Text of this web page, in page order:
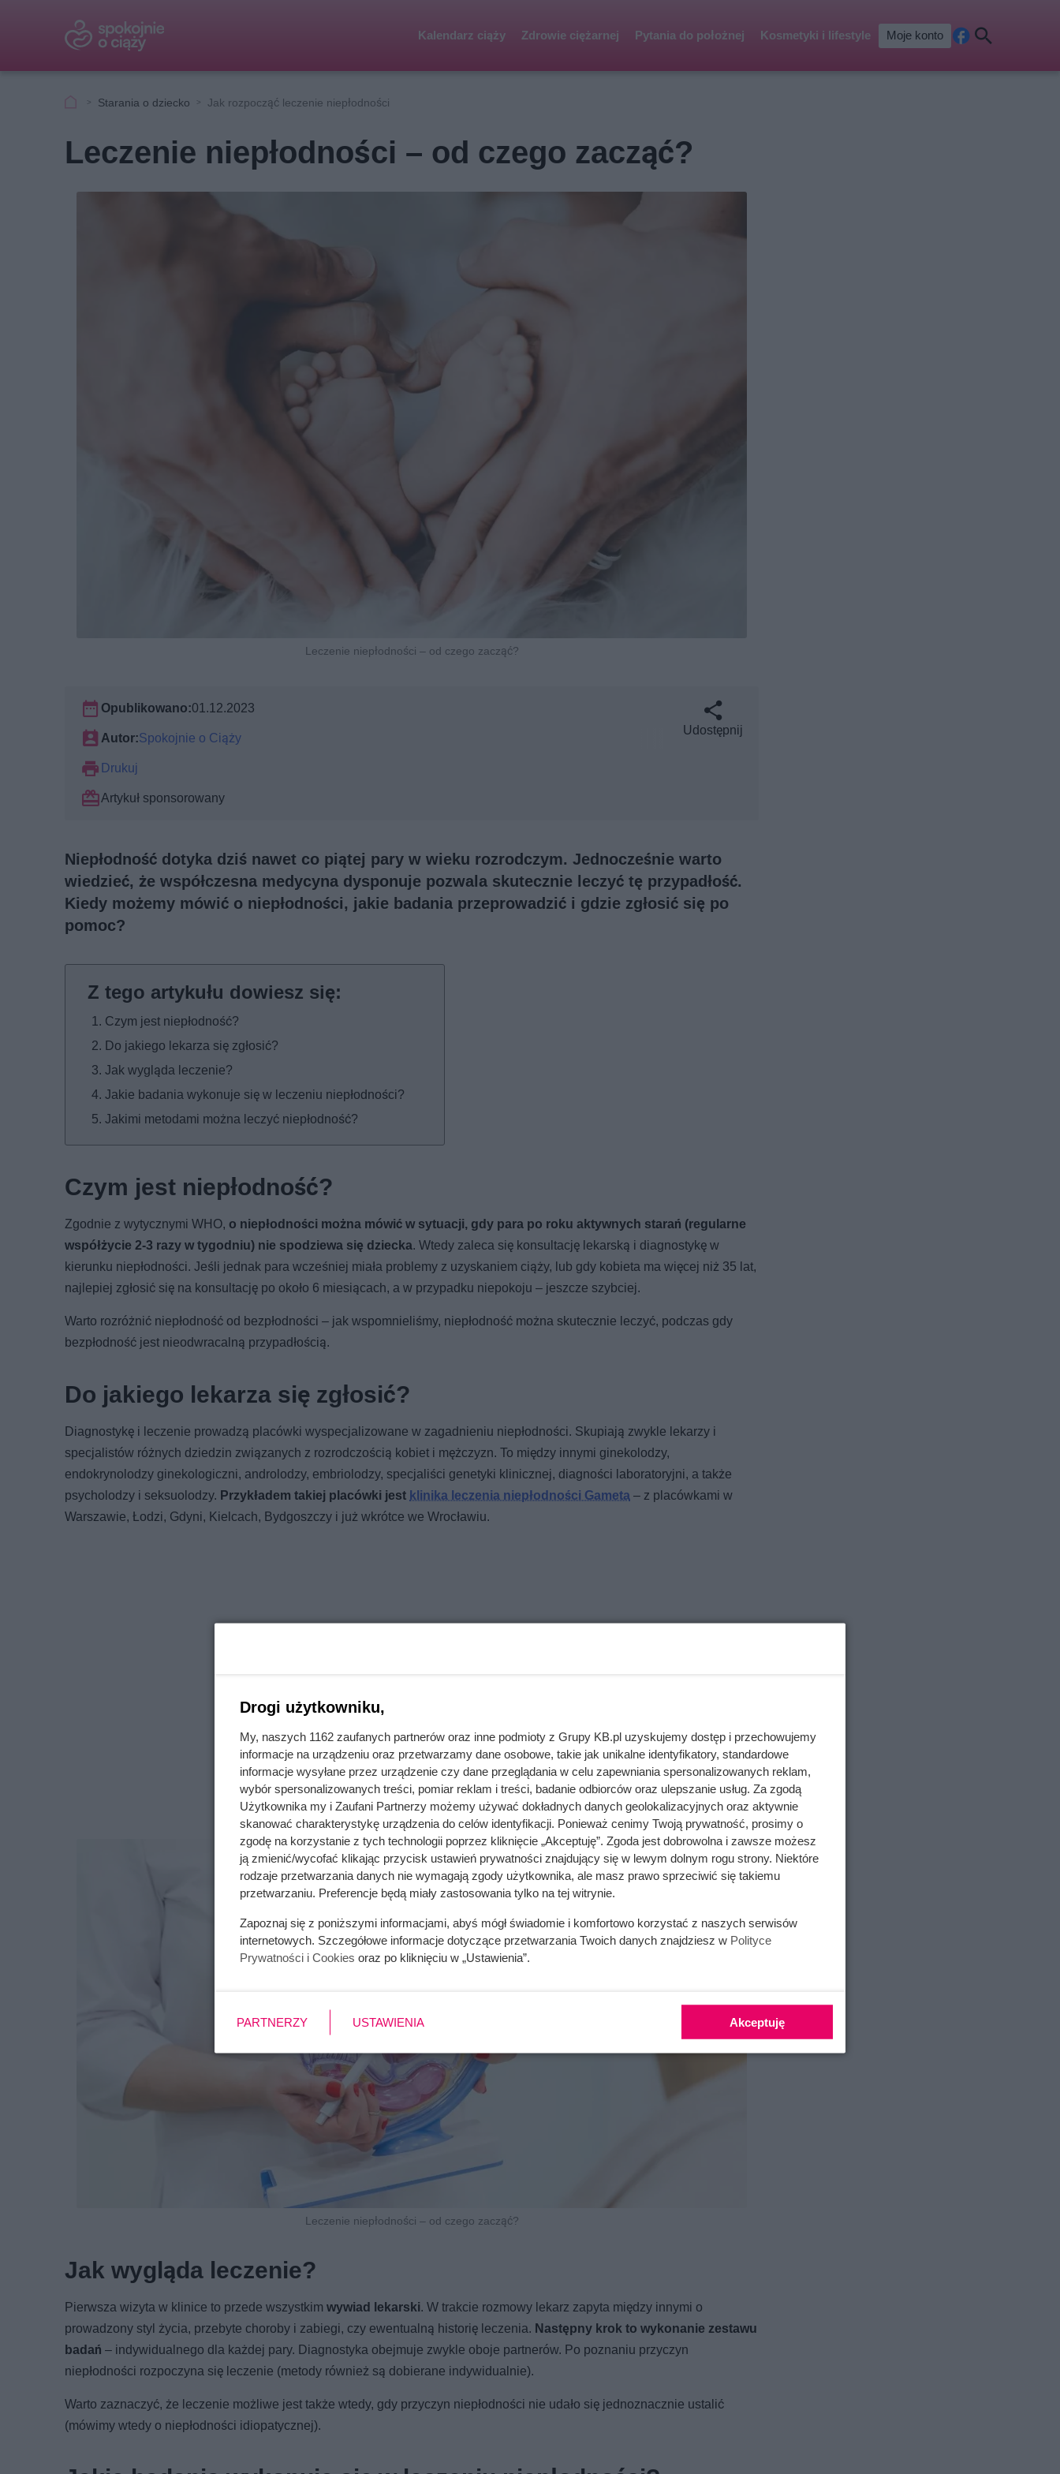
Kalendarz ciąży Zdrowie ciężarnej Pytania do położnej Kosmetyki i lifestyle Moje konto
cebkaj
Starania o dziecko Jak rozpocząć leczenie niepłodności
Leczenie niepłodności – od czego zacząć?
Leczenie niepłodności – od czego zacząć?
Opublikowano:01.12.2023
Autor:Spokojnie o Ciąży
Drukuj
Artykuł sponsorowany
Udostępnij
Niepłodność dotyka dziś nawet co piątej pary w wieku rozrodczym. Jednocześnie warto
wiedzieć, że współczesna medycyna dysponuje pozwala skutecznie leczyć tę przypadłość.
Kiedy możemy mówić o niepłodności, jakie badania przeprowadzić i gdzie zgłosić się po
pomoc?
Czym jest niepłodność?
Do jakiego lekarza się zgłosić?
Jak wygląda leczenie?
Jakie badania wykonuje się w leczeniu niepłodności?
Jakimi metodami można leczyć niepłodność?
Czym jest niepłodność?
Zgodnie z wytycznymi WHO, o niepłodności można mówić w sytuacji, gdy para po roku aktywnych starań (regularne
współżycie 2-3 razy w tygodniu) nie spodziewa się dziecka. Wtedy zaleca się konsultację lekarską i diagnostykę w
kierunku niepłodności. Jeśli jednak para wcześniej miała problemy z uzyskaniem ciąży, lub gdy kobieta ma więcej niż 35 lat,
najlepiej zgłosić się na konsultację po około 6 miesiącach, a w przypadku niepokoju – jeszcze szybciej.
Warto rozróżnić niepłodność od bezpłodności – jak wspomnieliśmy, niepłodność można skutecznie leczyć, podczas gdy
bezpłodność jest nieodwracalną przypadłością.
Do jakiego lekarza się zgłosić?
Diagnostykę i leczenie prowadzą placówki wyspecjalizowane w zagadnieniu niepłodności. Skupiają zwykle lekarzy i
specjalistów różnych dziedzin związanych z rozrodczością kobiet i mężczyzn. To między innymi ginekolodzy,
endokrynolodzy ginekologiczni, androlodzy, embriolodzy, specjaliści genetyki klinicznej, diagności laboratoryjni, a także
psycholodzy i seksuolodzy. Przykładem takiej placówki jest klinika leczenia niepłodności Gameta – z placówkami w
Warszawie, Łodzi, Gdyni, Kielcach, Bydgoszczy i już wkrótce we Wrocławiu.
Leczenie niepłodności – od czego zacząć?
Jak wygląda leczenie?
Pierwsza wizyta w klinice to przede wszystkim wywiad lekarski. W trakcie rozmowy lekarz zapyta między innymi o
prowadzony styl życia, przebyte choroby i zabiegi, czy ewentualną historię leczenia. Następny krok to wykonanie zestawu
badań – indywidualnego dla każdej pary. Diagnostyka obejmuje zwykle oboje partnerów. Po poznaniu przyczyn
niepłodności rozpoczyna się leczenie (metody również są dobierane indywidualnie).
Warto zaznaczyć, że leczenie możliwe jest także wtedy, gdy przyczyn niepłodności nie udało się jednoznacznie ustalić
(mówimy wtedy o niepłodności idiopatycznej).
Drogi użytkowniku,
My, naszych 1162 zaufanych partnerów oraz inne podmioty z Grupy KB.pl uzyskujemy dostęp i przechowujemy
informacje na urządzeniu oraz przetwarzamy dane osobowe, takie jak unikalne identyfikatory, standardowe
informacje wysyłane przez urządzenie czy dane przeglądania w celu zapewniania spersonalizowanych reklam,
wybór spersonalizowanych treści, pomiar reklam i treści, badanie odbiorców oraz ulepszanie usług. Za zgodą
Użytkownika my i Zaufani Partnerzy możemy używać dokładnych danych geolokalizacyjnych oraz aktywnie
skanować charakterystykę urządzenia do celów identyfikacji. Ponieważ cenimy Twoją prywatność, prosimy o
zgodę na korzystanie z tych technologii poprzez kliknięcie „Akceptuję”. Zgoda jest dobrowolna i zawsze możesz
ją zmienić/wycofać klikając przycisk ustawień prywatności znajdujący się w lewym dolnym rogu strony. Niektóre
rodzaje przetwarzania danych nie wymagają zgody użytkownika, ale masz prawo sprzeciwić się takiemu
przetwarzaniu. Preferencje będą miały zastosowania tylko na tej witrynie.
Zapoznaj się z poniższymi informacjami, abyś mógł świadomie i komfortowo korzystać z naszych serwisów
internetowych. Szczegółowe informacje dotyczące przetwarzania Twoich danych znajdziesz w Polityce
Prywatności i Cookies oraz po kliknięciu w „Ustawienia”.
PARTNERZY USTAWIENIA Akceptuję